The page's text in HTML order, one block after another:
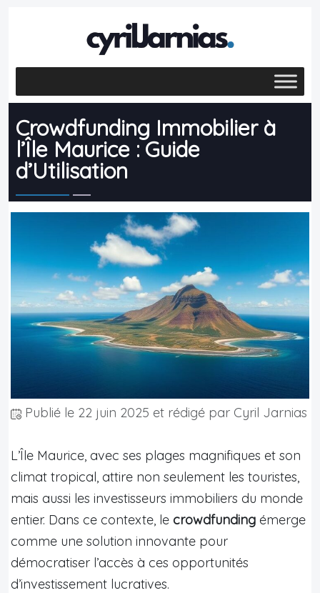
Crowdfunding Immobilier à
l’Île Maurice : Guide
d’Utilisation
Publié le 22 juin 2025 et rédigé par Cyril Jarnias
L’Île Maurice, avec ses plages magnifiques et son
climat tropical, attire non seulement les touristes,
mais aussi les investisseurs immobiliers du monde
entier. Dans ce contexte, le crowdfunding émerge
comme une solution innovante pour
démocratiser l’accès à ces opportunités
d’investissement lucratives.